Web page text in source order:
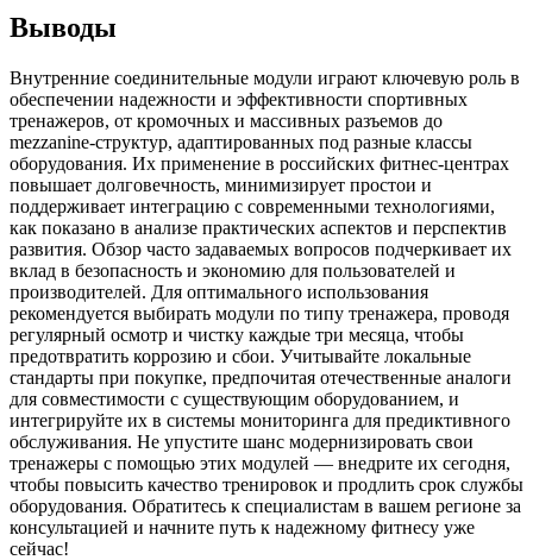
Выводы
Внутренние соединительные модули играют ключевую роль в
обеспечении надежности и эффективности спортивных
тренажеров, от кромочных и массивных разъемов до
mezzanine-структур, адаптированных под разные классы
оборудования. Их применение в российских фитнес-центрах
повышает долговечность, минимизирует простои и
поддерживает интеграцию с современными технологиями,
как показано в анализе практических аспектов и перспектив
развития. Обзор часто задаваемых вопросов подчеркивает их
вклад в безопасность и экономию для пользователей и
производителей. Для оптимального использования
рекомендуется выбирать модули по типу тренажера, проводя
регулярный осмотр и чистку каждые три месяца, чтобы
предотвратить коррозию и сбои. Учитывайте локальные
стандарты при покупке, предпочитая отечественные аналоги
для совместимости с существующим оборудованием, и
интегрируйте их в системы мониторинга для предиктивного
обслуживания. Не упустите шанс модернизировать свои
тренажеры с помощью этих модулей — внедрите их сегодня,
чтобы повысить качество тренировок и продлить срок службы
оборудования. Обратитесь к специалистам в вашем регионе за
консультацией и начните путь к надежному фитнесу уже
сейчас!